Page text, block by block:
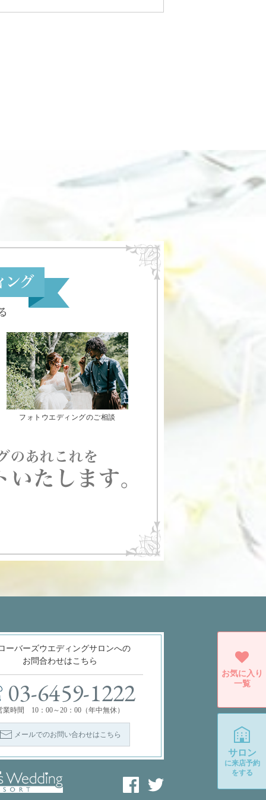
フォトウエディングのご相談
ーバーズウエディングサロンへの
お問合わせはこちら
03-6459-1222
業時間 10：00～20：00（年中無休）
メールでのお問い合わせはこちら
お気に入り
一覧
サロン
に来店予約
をする